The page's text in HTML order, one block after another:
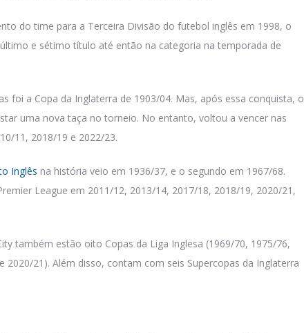
do time para a Terceira Divisão do futebol inglês em 1998, o
e sétimo título até então na categoria na temporada de
foi a Copa da Inglaterra de 1903/04. Mas, após essa conquista, o
uma nova taça no torneio. No entanto, voltou a vencer nas
11, 2018/19 e 2022/23.
Inglês na história veio em 1936/37, e o segundo em 1967/68.
League em 2011/12, 2013/14, 2017/18, 2018/19, 2020/21,
também estão oito Copas da Liga Inglesa (1969/70, 1975/76,
21). Além disso, contam com seis Supercopas da Inglaterra